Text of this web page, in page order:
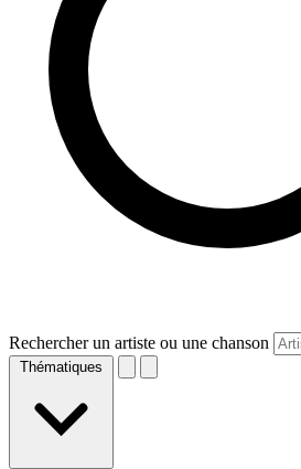
Rechercher un artiste ou une chanson
Thématiques